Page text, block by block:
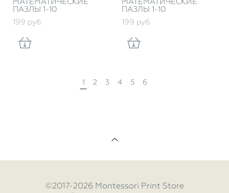
ПАЗЛЫ 1-10
199 pуб.
ПАЗЛЫ 1-10
199 pуб.
1 2 3 4 5 6
©2017-2026 Montessori Print Store